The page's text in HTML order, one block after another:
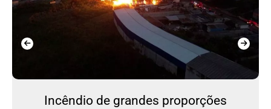
Incêndio de grandes proporções